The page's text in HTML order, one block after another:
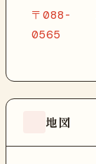
〒088-
0565
地図